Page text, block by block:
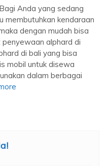
Bagi Anda yang sedang
membutuhkan kendaraan
dengan mudah bisa
alphard di
di bali yang bisa
mobil untuk disewa
dalam berbagai